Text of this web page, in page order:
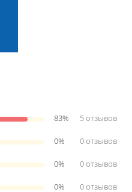
83% 5 отзывов
0% 0 отзывов
0% 0 отзывов
0% 0 отзывов